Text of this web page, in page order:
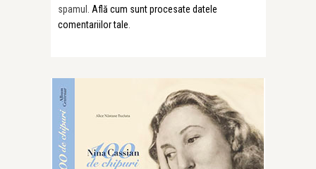
spamul. Află cum sunt procesate datele
comentariilor tale